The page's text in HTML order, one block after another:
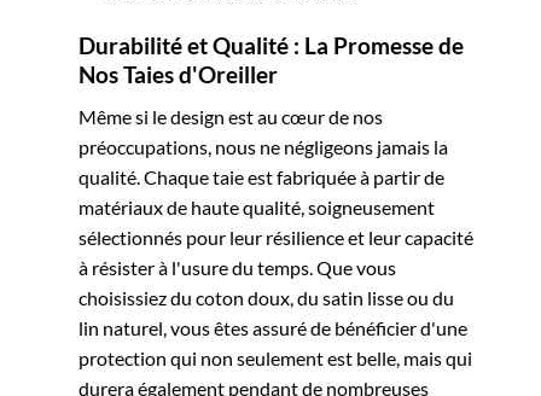
Durabilité et Qualité : La Promesse de
Nos Taies d'Oreiller
Même si le design est au cœur de nos
préoccupations, nous ne négligeons jamais la
qualité. Chaque taie est fabriquée à partir de
matériaux de haute qualité, soigneusement
sélectionnés pour leur résilience et leur capacité
à résister à l'usure du temps. Que vous
choisissiez du coton doux, du satin lisse ou du
lin naturel, vous êtes assuré de bénéficier d'une
protection qui non seulement est belle, mais qui
durera également pendant de nombreuses